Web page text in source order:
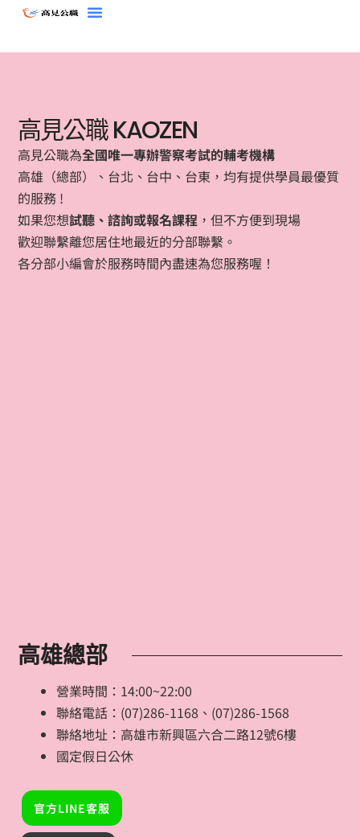
主
高見公職 KAOZEN
高見公職為全國唯一專辦警察考試的輔考機構
高雄（總部）、台北、台中、台東，均有提供學員最優質
的服務 !
如果您想試聽、諮詢或報名課程 ，但不方便到現場
歡迎聯繫離您居住地最近的分部聯繫。
各分部小編會於服務時間內盡速為您服務喔！
高雄總部
營業時間：14:00~22:00
聯絡電話：(07)286-1168、(07)286-1568
聯絡地址：高雄市新興區六合二路12號6樓
國定假日公休
官方LINE客服